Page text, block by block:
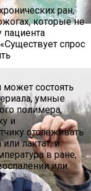
На Маврикий Из
2024
ран,
которые не
спрос
может состоять
умные
полимера,
и
отслеживать
лактат, и
в ране,
или